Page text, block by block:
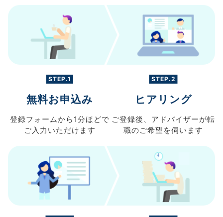
STEP.1
無料お申込み
登録フォームから 1分ほどで
ご入力 いただけます
STEP.2
ヒアリング
ご登録後、 アドバイザーが転
職のご希望を伺います